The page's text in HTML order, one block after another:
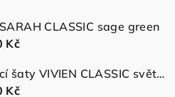
CLASSIC sage green
Kč
Vázací šaty VIVIEN CLASSIC světle růžové
Kč